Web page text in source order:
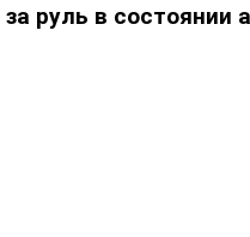
за руль в состоянии